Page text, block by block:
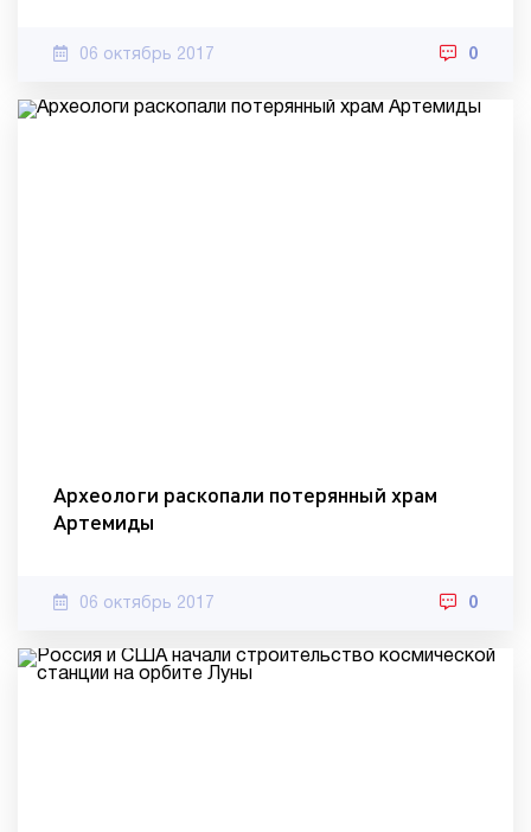
06 октябрь 2017 0
Археологи раскопали потерянный храм
Артемиды
06 октябрь 2017 0